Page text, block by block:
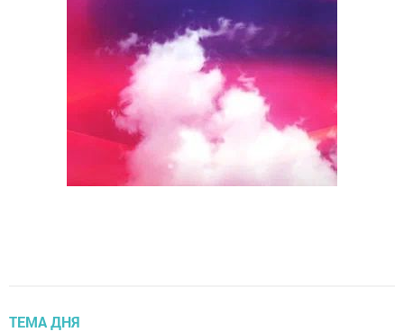
ТЕМА ДНЯ